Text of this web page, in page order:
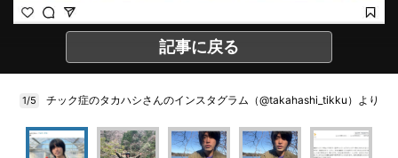
記事に戻る
1/5 チック症のタカハシさんのインスタグラム（@takahashi_tikku）より